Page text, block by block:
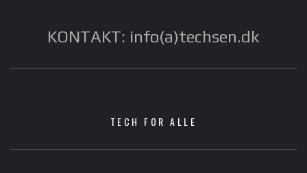
KONTAKT: info(a)techsen.dk
TECH FOR ALLE